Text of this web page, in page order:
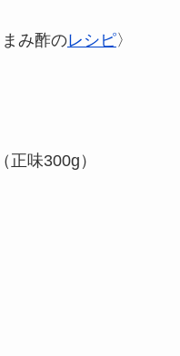
み酢のレシピ〉
味300g）